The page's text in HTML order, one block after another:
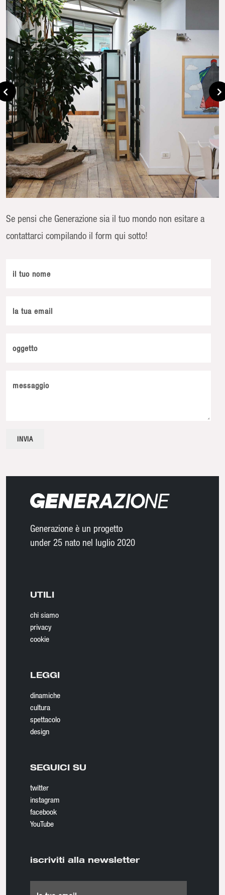
Se pensi che Generazione sia il tuo mondo non esitare a
contattarci compilando il form qui sotto!
il tuo nome
la tua email
oggetto
messaggio
Generazione è un progetto
under 25 nato nel luglio 2020
UTILI
chi siamo
privacy
cookie
LEGGI
dinamiche
cultura
spettacolo
design
SEGUICI SU
twitter
instagram
facebook
YouTube
iscriviti alla newsletter